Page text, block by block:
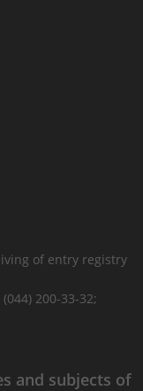
of entry registry
200-33-32;
and subjects of